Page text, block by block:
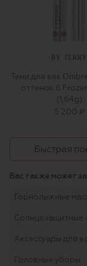
BY TERRY
Тени для век
оттенок 6
(1,64g)
5 200 ₽
Быстрая
Вас также может
Горнолыжные
Солнцезащитные
Аксессуары для
Головные уборы